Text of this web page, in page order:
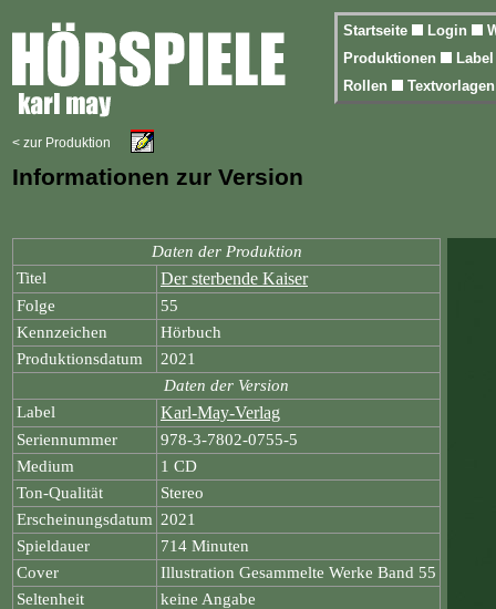
Startseite Login
Produktionen
Rollen
< zur Produktion
Informationen zur Version
Daten der Produktion
Titel
Der sterbende Kaiser
Folge
55
Kennzeichen
Hörbuch
Produktionsdatum
2021
Daten der Version
Label
Karl-May-Verlag
Seriennummer
978-3-7802-0755-5
Medium
1 CD
Ton-Qualität
Stereo
Erscheinungsdatum 2021
Spieldauer
714 Minuten
Cover
Illustration Gesammelte Werke Band 55
Seltenheit
keine Angabe